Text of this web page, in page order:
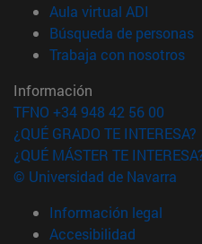
Aula virtual ADI
Búsqueda de personas
Trabaja con nosotros
Información
TFNO +34 948 42 56 00
¿QUÉ GRADO TE INTERESA?
¿QUÉ MÁSTER TE
© Universidad de Navarra
Información legal
Accesibilidad